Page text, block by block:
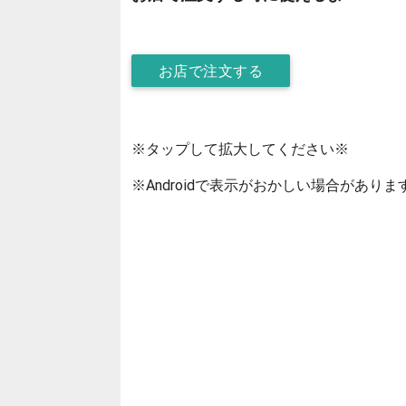
お店で注文する
※タップして拡大してください※
※Androidで表示がおかしい場合があり